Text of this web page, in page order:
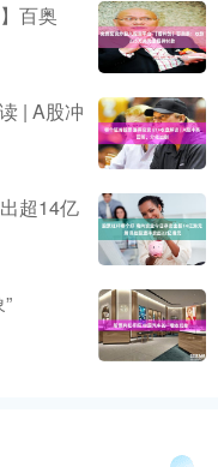
百奥
| A股冲
超14亿